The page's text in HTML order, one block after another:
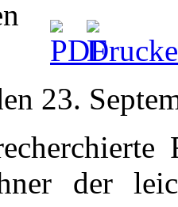
23.
der